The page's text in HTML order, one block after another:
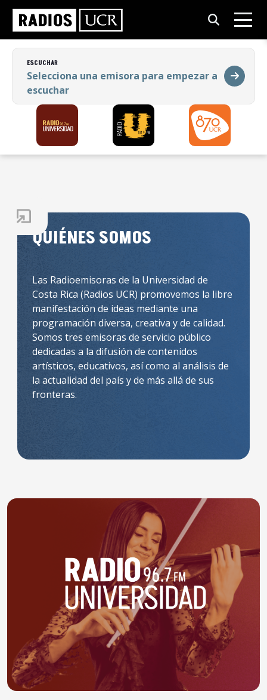
ESCUCHAR
Selecciona una emisora para empezar a
escuchar
ESCUCHAR
Selecciona una emisora para empezar a
escuchar
QUIÉNES SOMOS
Las Radioemisoras de la Universidad de
Costa Rica (Radios UCR) promovemos la libre
manifestación de ideas mediante una
programación diversa, creativa y de calidad.
Somos tres emisoras de servicio público
dedicadas a la difusión de contenidos
artísticos, educativos, así como al análisis de
la actualidad del país y de más allá de sus
fronteras.